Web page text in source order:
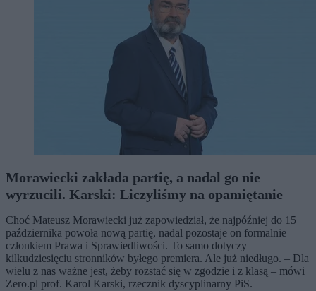
Morawiecki zakłada partię, a nadal go nie
wyrzucili. Karski: Liczyliśmy na opamiętanie
Choć Mateusz Morawiecki już zapowiedział, że najpóźniej do 15
października powoła nową partię, nadal pozostaje on formalnie
członkiem Prawa i Sprawiedliwości. To samo dotyczy
kilkudziesięciu stronników byłego premiera. Ale już niedługo. – Dla
wielu z nas ważne jest, żeby rozstać się w zgodzie i z klasą – mówi
Zero.pl prof. Karol Karski, rzecznik dyscyplinarny PiS.